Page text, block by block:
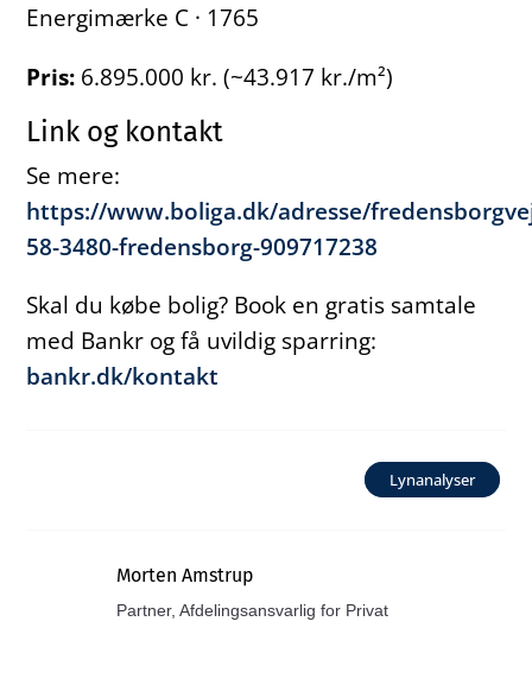
Energimærke C · 1765
Pris: 6.895.000 kr. (~43.917 kr./m²)
Link og kontakt
Se mere:
https://www.boliga.dk/adresse/
58-3480-fredensborg-909717238
Skal du købe bolig? Book en gratis samtale
med Bankr og få uvildig sparring:
bankr.dk/kontakt
Lynanalyser
Morten Amstrup
Partner, Afdelingsansvarlig for Privat